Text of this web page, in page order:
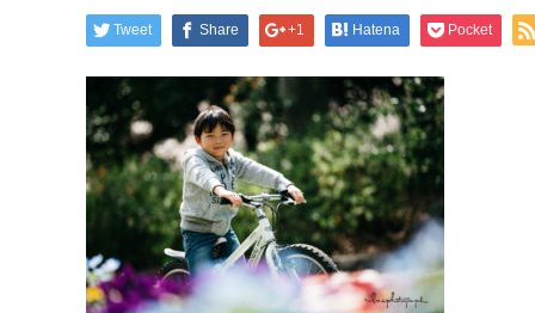
Tweet Share +1 Hatena Pocket